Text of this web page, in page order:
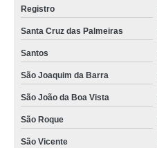
Registro
Santa Cruz das Palmeiras
Santos
São Joaquim da Barra
São João da Boa Vista
São Roque
São Vicente